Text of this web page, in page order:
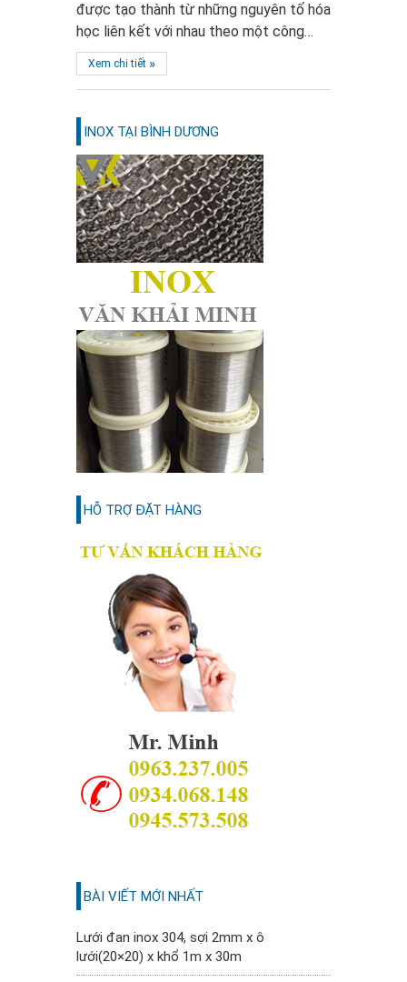
được tạo thành từ những nguyên tố hóa
học liên kết với nhau theo một công…
Xem chi tiết »
INOX TẠI BÌNH DƯƠNG
HỖ TRỢ ĐẶT HÀNG
BÀI VIẾT MỚI NHẤT
Lưới đan inox 304, sợi 2mm x ô
lưới(20×20) x khổ 1m x 30m